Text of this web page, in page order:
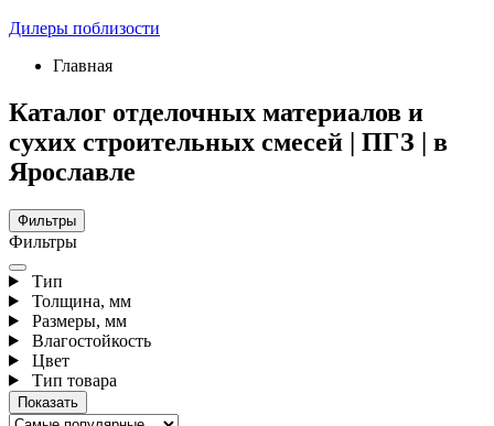
Дилеры поблизости
Главная
Каталог отделочных материалов и
сухих строительных смесей | ПГЗ | в
Ярославле
Фильтры
Фильтры
Тип
Толщина, мм
Размеры, мм
Влагостойкость
Цвет
Тип товара